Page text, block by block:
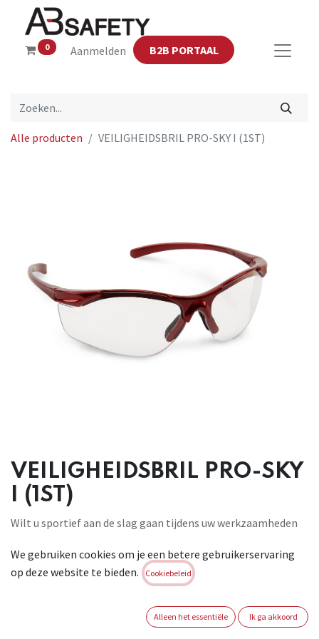
0 Aanmelden B2B PORTAAL
Alle producten VEILIGHEIDSBRIL PRO-SKY I (1ST)
VEILIGHEIDSBRIL PRO-SKY
I (1ST)
Wilt u sportief aan de slag gaan tijdens uw werkzaamheden
deze design, lichtgewicht veiligheidsbril met rood montuur
het ideale
tegen impact hoge snelheidsdeeltjes, categorie F: impact
We gebruiken cookies om je een betere gebruikerservaring
op deze website te bieden.
Cookiebeleid
Alleen het essentiële Ik ga akkoord